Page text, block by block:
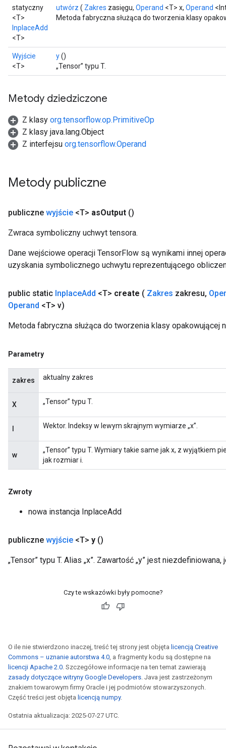
statyczny
<T>
InplaceAdd
<T>
utwórz ( Zakres zasięgu, Operand <T> x, Operand
Metoda fabryczna służąca do tworzenia klasy
Wyjście
<T>
y()
„Tensor” typu T.
Metody dziedziczone
Z klasy org.tensorflow.op.PrimitiveOp
Z klasy java.lang.Object
Z interfejsu org.tensorflow.Operand
Metody publiczne
publiczne wyjście <T> asOutput ()
Zwraca symboliczny uchwyt tensora.
Dane wejściowe operacji TensorFlow są wynikami innej
uzyskania symbolicznego uchwytu reprezentującego
public static InplaceAdd <T> create ( Zakres zakresu,
Operand <T> v)
Metoda fabryczna służąca do tworzenia klasy opakowującej
Parametry
zakres aktualny zakres
X „Tensor” typu T.
Wektor. Indeksy w lewym skrajnym wymiarze „x”.
w
„Tensor” typu T. Wymiary takie same jak x, z wyjątkiem
jak rozmiar i.
Zwroty
nowa instancja InplaceAdd
publiczne wyjście <T> y ()
„Tensor” typu T. Alias ​​„x”. Zawartość „y” jest
Czy te wskazówki były pomocne?
O ile nie stwierdzono inaczej, treść tej strony jest objęta licencją Creative
Commons – uznanie autorstwa 4.0, a fragmenty kodu są dostępne na
licencji Apache 2.0. Szczegółowe informacje na ten temat zawierają
zasady dotyczące witryny Google Developers. Java jest zastrzeżonym
znakiem towarowym firmy Oracle i jej podmiotów stowarzyszonych.
Część treści jest objęta licencją numpy.
Ostatnia aktualizacja: 2025-07-27 UTC.